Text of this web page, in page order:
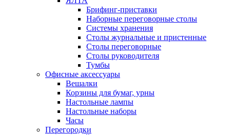
Брифинг-приставки
Наборные переговорные столы
Системы хранения
Столы журнальные и пристенные
Столы переговорные
Столы руководителя
Тумбы
Офисные аксессуары
Вешалки
Корзины для бумаг, урны
Настольные лампы
Настольные наборы
Часы
Перегородки